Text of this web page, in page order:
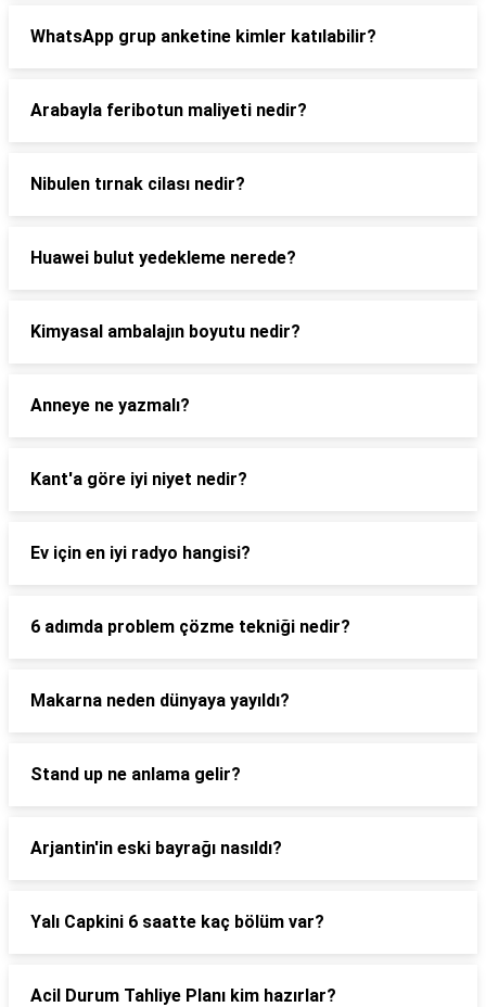
WhatsApp grup anketine kimler katılabilir?
Arabayla feribotun maliyeti nedir?
Nibulen tırnak cilası nedir?
Huawei bulut yedekleme nerede?
Kimyasal ambalajın boyutu nedir?
Anneye ne yazmalı?
Kant'a göre iyi niyet nedir?
Ev için en iyi radyo hangisi?
6 adımda problem çözme tekniği nedir?
Makarna neden dünyaya yayıldı?
Stand up ne anlama gelir?
Arjantin'in eski bayrağı nasıldı?
Yalı Capkini 6 saatte kaç bölüm var?
Acil Durum Tahliye Planı kim hazırlar?